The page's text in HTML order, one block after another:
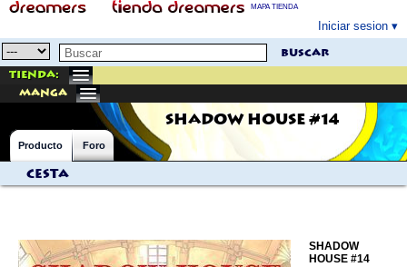
MAPA TIENDA
Iniciar sesion
buscar
Tienda:
manga
SHADOW HOUSE #14
Producto Foro
Cesta
SHADOW
HOUSE #14